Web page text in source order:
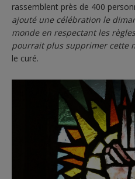
rassemblent près de 400
ajouté une célébration le
monde en respectant les
pourrait plus supprimer cette
le curé.